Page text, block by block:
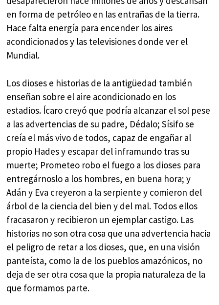
en forma de petróleo en las entrañas de la tierra.
Hace falta energía para encender los aires
acondicionados y las televisiones donde ver el
Mundial.
Los dioses e historias de la antigüedad también
enseñan sobre el aire acondicionado en los
estadios. Ícaro creyó que podría alcanzar el sol pese
a las advertencias de su padre, Dédalo; Sísifo se
creía el más vivo de todos, capaz de engañar al
propio Hades y escapar del inframundo tras su
muerte; Prometeo robo el fuego a los dioses para
entregárnoslo a los hombres, en buena hora; y
Adán y Eva creyeron a la serpiente y comieron del
árbol de la ciencia del bien y del mal. Todos ellos
fracasaron y recibieron un ejemplar castigo. Las
historias no son otra cosa que una advertencia hacia
el peligro de retar a los dioses, que, en una visión
panteísta, como la de los pueblos amazónicos, no
deja de ser otra cosa que la propia naturaleza de la
que formamos parte.